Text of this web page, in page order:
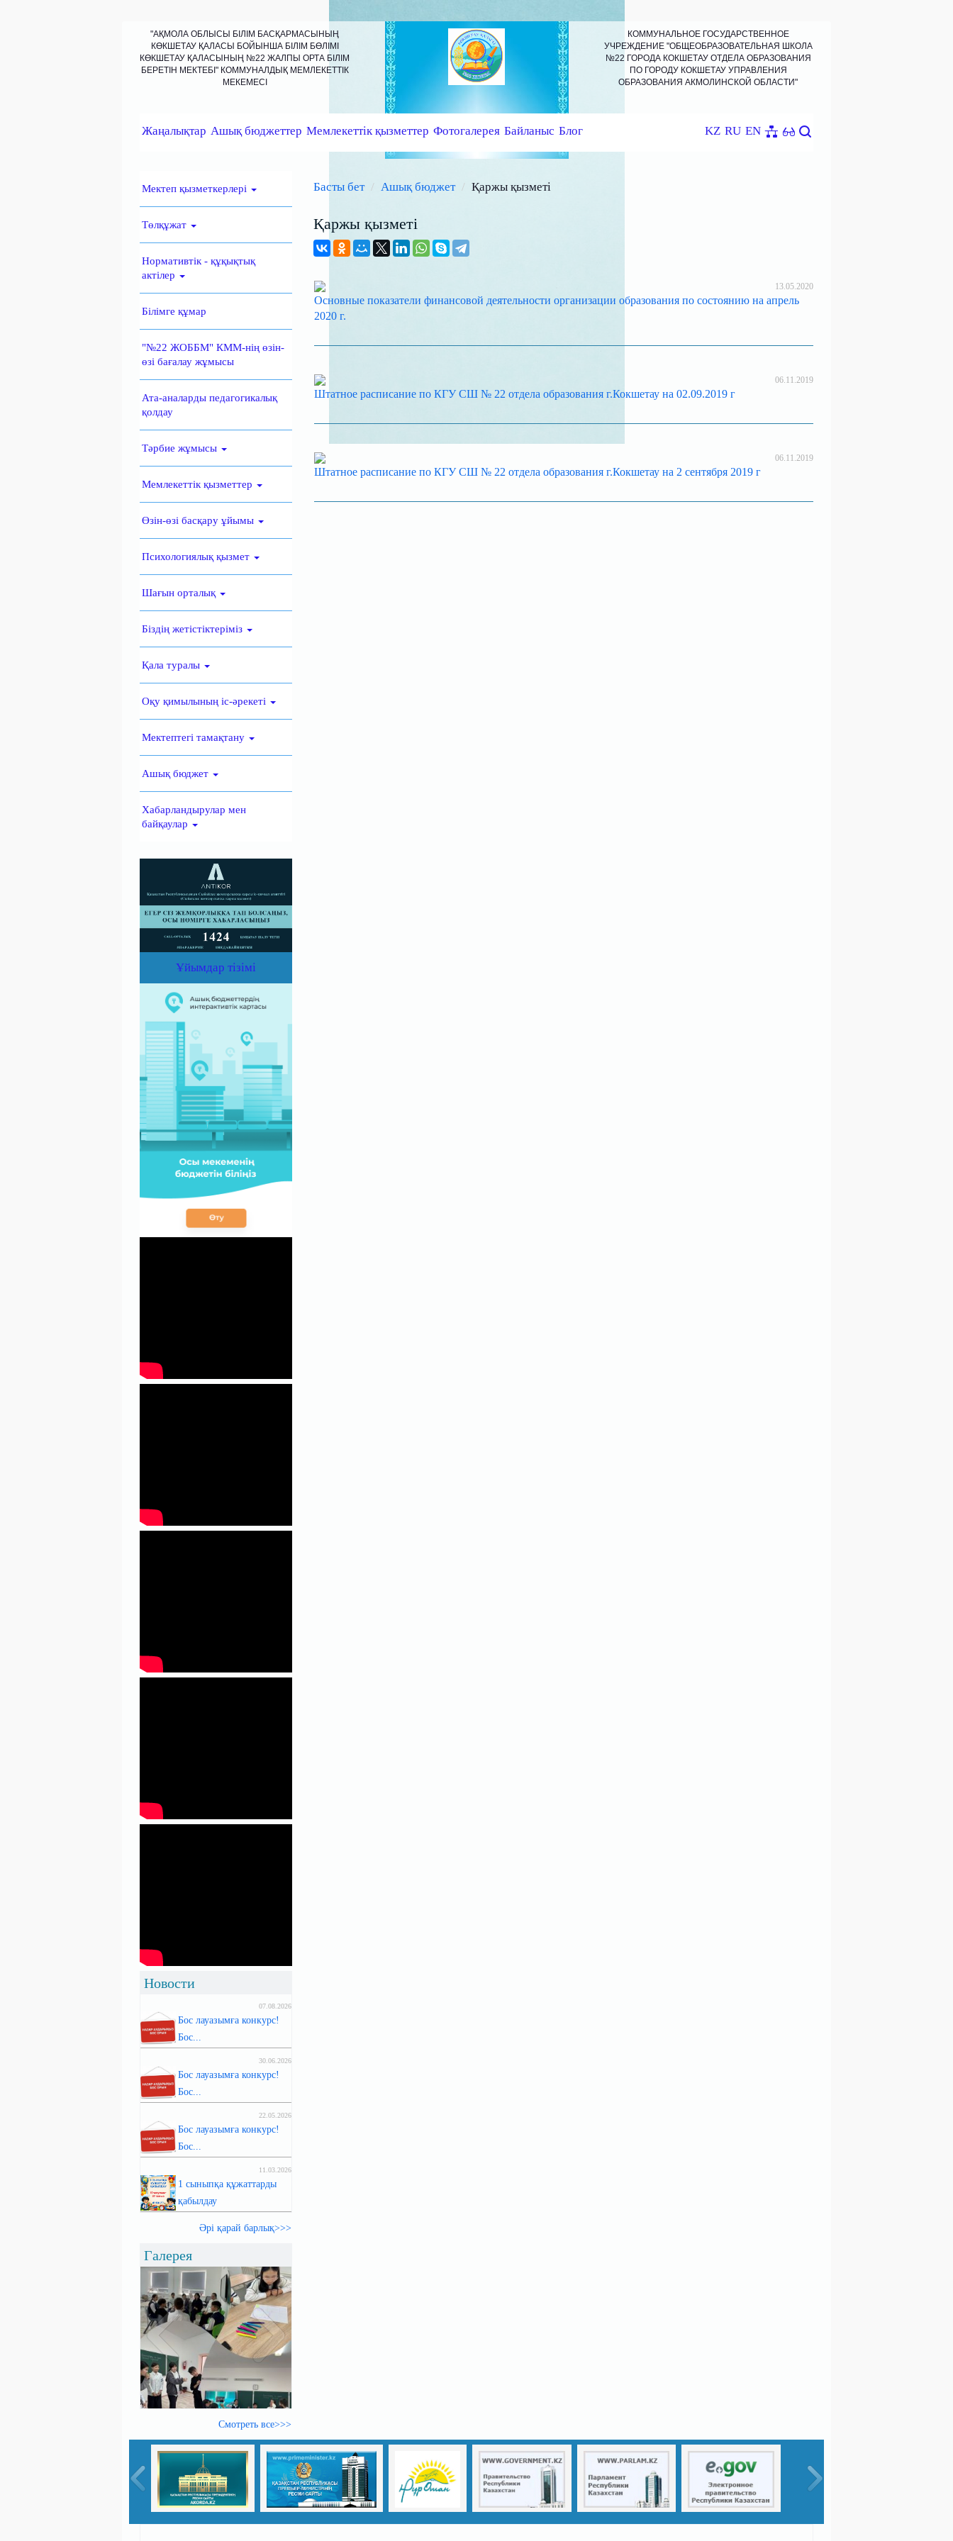
"АҚМОЛА ОБЛЫСЫ БІЛІМ БАСҚАРМАСЫНЫҢ
КӨКШЕТАУ ҚАЛАСЫ БОЙЫНША БІЛІМ БӨЛІМІ
КӨКШЕТАУ ҚАЛАСЫНЫҢ №22 ЖАЛПЫ ОРТА БІЛІМ
БЕРЕТІН МЕКТЕБІ" КОММУНАЛДЫҚ МЕМЛЕКЕТТІК
МЕКЕМЕСІ
КОММУНАЛЬНОЕ ГОСУДАРСТВЕННОЕ
УЧРЕЖДЕНИЕ "ОБЩЕОБРАЗОВАТЕЛЬНАЯ ШКОЛА
№22 ГОРОДА КОКШЕТАУ ОТДЕЛА ОБРАЗОВАНИЯ
ПО ГОРОДУ КОКШЕТАУ УПРАВЛЕНИЯ
ОБРАЗОВАНИЯ АКМОЛИНСКОЙ ОБЛАСТИ"
Жаңалықтар Ашық бюджеттер Мемлекеттік қызметтер Фотогалерея Байланыс Блог EN
RU
KZ
Мектеп қызметкерлері
Төлқұжат
Нормативтік - құқықтық
актілер
Білімге құмар
"№22 ЖОББМ" КММ-нің өзін-
өзі бағалау жұмысы
Ата-аналарды педагогикалық
қолдау
Тәрбие жұмысы
Мемлекеттік қызметтер
Өзін-өзі басқару ұйымы
Психологиялық қызмет
Шағын орталық
Біздің жетістіктеріміз
Қала туралы
Оқу қимылының іс-әрекеті
Мектептегі тамақтану
Ашық бюджет
Хабарландырулар мен
байқаулар
Ұйымдар тізімі
Новости
07.08.2026
Бос лауазымға конкурс!
Бос...
30.06.2026
Бос лауазымға конкурс!
Бос...
22.05.2026
Бос лауазымға конкурс!
Бос...
11.03.2026
1 сыныпқа құжаттарды
қабылдау
Әрі қарай барлық>>>
Галерея
Смотреть все>>>
Басты бет Ашық бюджет Қаржы қызметі
Қаржы қызметі
13.05.2020
Основные показатели финансовой деятельности организации образования по состоянию на апрель
2020 г.
06.11.2019
Штатное расписание по КГУ СШ № 22 отдела образования г.Кокшетау на 02.09.2019 г
06.11.2019
Штатное расписание по КГУ СШ № 22 отдела образования г.Кокшетау на 2 сентября 2019 г